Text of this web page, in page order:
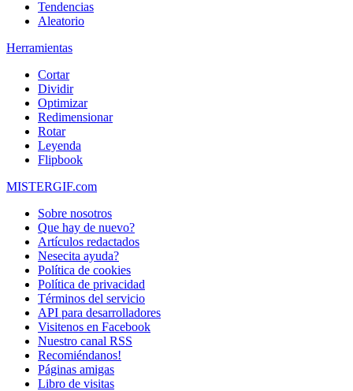
Tendencias
Aleatorio
Herramientas
Cortar
Dividir
Optimizar
Redimensionar
Rotar
Leyenda
Flipbook
MISTERGIF.com
Sobre nosotros
Que hay de nuevo?
Artículos redactados
Nesecita ayuda?
Política de cookies
Política de privacidad
Términos del servicio
API para desarrolladores
Visitenos en Facebook
Nuestro canal RSS
Recomiéndanos!
Páginas amigas
Libro de visitas